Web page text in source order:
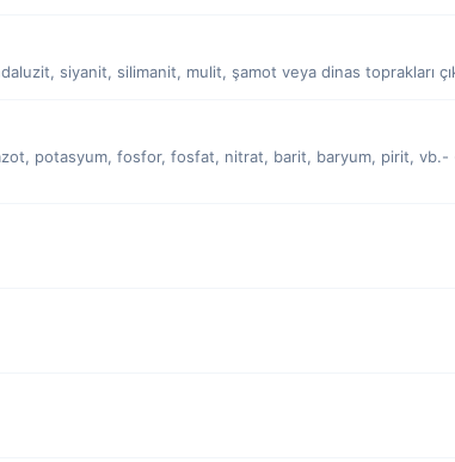
siyanit, silimanit, mulit, şamot veya dinas toprakları
potasyum, fosfor, fosfat, nitrat, barit, baryum, pirit,